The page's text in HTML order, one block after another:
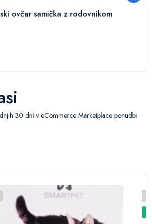
ovčar samička z rodovnikom
30 dni v eCommerce Marketplace ponudbi